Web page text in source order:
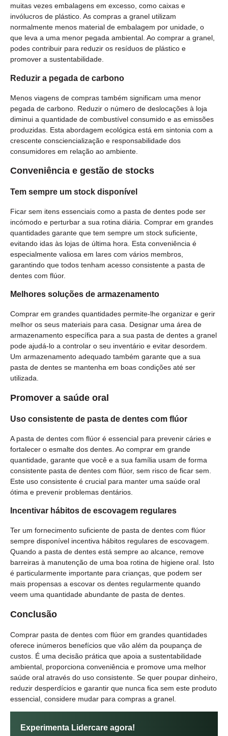
muitas vezes embalagens em excesso, como caixas e
invólucros de plástico. As compras a granel utilizam
normalmente menos material de embalagem por unidade, o
que leva a uma menor pegada ambiental. Ao comprar a granel,
podes contribuir para reduzir os resíduos de plástico e
promover a sustentabilidade.
Reduzir a pegada de carbono
Menos viagens de compras também significam uma menor
pegada de carbono. Reduzir o número de deslocações à loja
diminui a quantidade de combustível consumido e as emissões
produzidas. Esta abordagem ecológica está em sintonia com a
crescente consciencialização e responsabilidade dos
consumidores em relação ao ambiente.
Conveniência e gestão de stocks
Tem sempre um stock disponível
Ficar sem itens essenciais como a pasta de dentes pode ser
incómodo e perturbar a sua rotina diária. Comprar em grandes
quantidades garante que tem sempre um stock suficiente,
evitando idas às lojas de última hora. Esta conveniência é
especialmente valiosa em lares com vários membros,
garantindo que todos tenham acesso consistente a pasta de
dentes com flúor.
Melhores soluções de armazenamento
Comprar em grandes quantidades permite-lhe organizar e gerir
melhor os seus materiais para casa. Designar uma área de
armazenamento específica para a sua pasta de dentes a granel
pode ajudá-lo a controlar o seu inventário e evitar desordem.
Um armazenamento adequado também garante que a sua
pasta de dentes se mantenha em boas condições até ser
utilizada.
Promover a saúde oral
Uso consistente de pasta de dentes com flúor
A pasta de dentes com flúor é essencial para prevenir cáries e
fortalecer o esmalte dos dentes. Ao comprar em grande
quantidade, garante que você e a sua família usam de forma
consistente pasta de dentes com flúor, sem risco de ficar sem.
Este uso consistente é crucial para manter uma saúde oral
ótima e prevenir problemas dentários.
Incentivar hábitos de escovagem regulares
Ter um fornecimento suficiente de pasta de dentes com flúor
sempre disponível incentiva hábitos regulares de escovagem.
Quando a pasta de dentes está sempre ao alcance, remove
barreiras à manutenção de uma boa rotina de higiene oral. Isto
é particularmente importante para crianças, que podem ser
mais propensas a escovar os dentes regularmente quando
veem uma quantidade abundante de pasta de dentes.
Conclusão
Comprar pasta de dentes com flúor em grandes quantidades
oferece inúmeros benefícios que vão além da poupança de
custos. É uma decisão prática que apoia a sustentabilidade
ambiental, proporciona conveniência e promove uma melhor
saúde oral através do uso consistente. Se quer poupar dinheiro,
reduzir desperdícios e garantir que nunca fica sem este produto
essencial, considere mudar para compras a granel.
Experimenta Lidercare agora!